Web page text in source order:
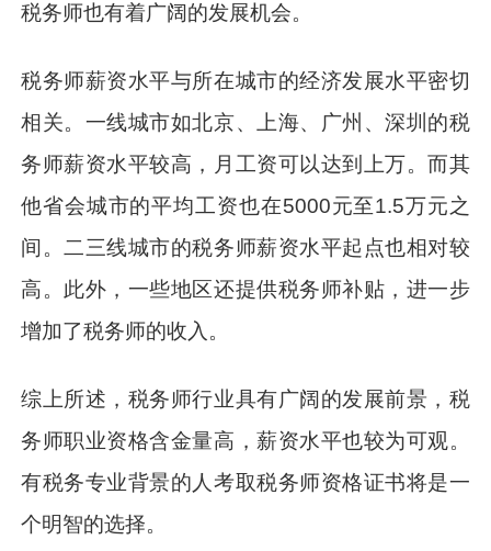
税务师也有着广阔的发展机会。
税务师薪资水平与所在城市的经济发展水平密切
相关。一线城市如北京、上海、广州、深圳的税
务师薪资水平较高，月工资可以达到上万。而其
他省会城市的平均工资也在5000元至1.5万元之
间。二三线城市的税务师薪资水平起点也相对较
高。此外，一些地区还提供税务师补贴，进一步
增加了税务师的收入。
综上所述，税务师行业具有广阔的发展前景，税
务师职业资格含金量高，薪资水平也较为可观。
有税务专业背景的人考取税务师资格证书将是一
个明智的选择。